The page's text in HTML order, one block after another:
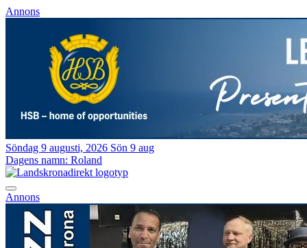
Annons
Söndag 9 augusti, 2026 Sön 9 aug
Dagens namn: Roland
Annons